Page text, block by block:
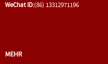
WeChat ID:(86) 13312971196
MEHR